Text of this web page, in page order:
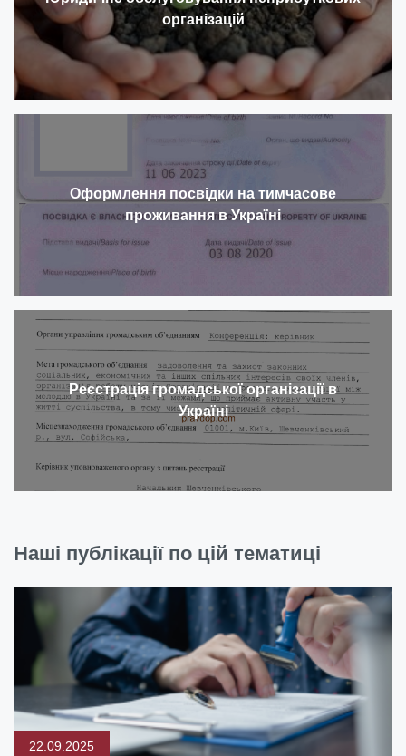
організацій
Оформлення посвідки на тимчасове
проживання в Україні
Реєстрація громадської організації в
Україні
Наші публікації по цій тематиці
22.09.2025